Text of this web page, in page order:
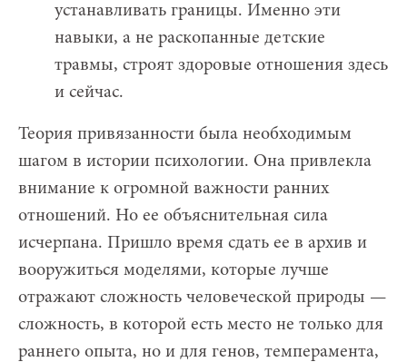
устанавливать границы. Именно эти
навыки, а не раскопанные детские
травмы, строят здоровые отношения здесь
и сейчас.
Теория привязанности была необходимым
шагом в истории психологии. Она привлекла
внимание к огромной важности ранних
отношений. Но ее объяснительная сила
исчерпана. Пришло время сдать ее в архив и
вооружиться моделями, которые лучше
отражают сложность человеческой природы —
сложность, в которой есть место не только для
раннего опыта, но и для генов, темперамента,